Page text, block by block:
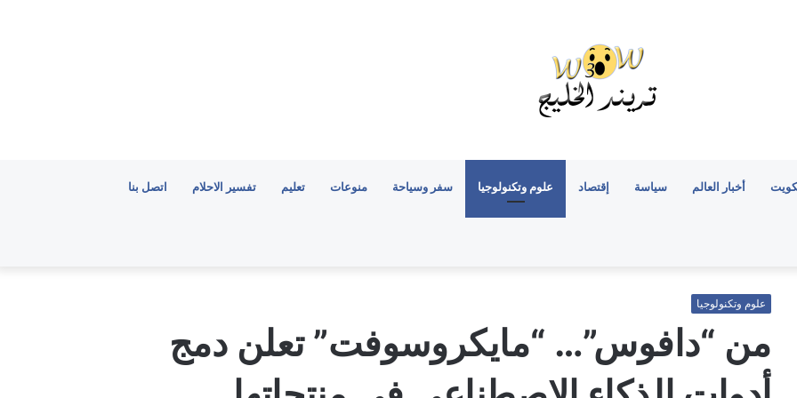
أخبار العالم سياسة إقتصاد علوم وتكنولوجيا سفر وسياحة منوعات تعليم تفسير الاحلام اتصل بنا
علوم وتكنولوجيا
من “دافوس”… “مايكروسوفت” تعلن دمج